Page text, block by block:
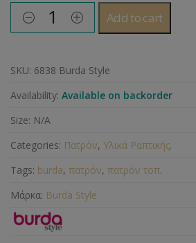
Add to cart
SKU: 6838 Burda Style
Availability: Available on backorder
Size: N/A
Categories: Πατρόν, Υλικά Ραπτικής.
Tags: burda, πατρόν, πατρόν τοπ.
Μάρκα: Burda Style